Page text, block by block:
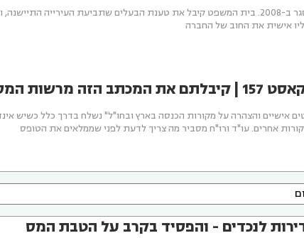
העסק נסגר ב-2008. בית המשפט קיבל את טענת הבעלים שתביעת העירייה
אישית את החוב של החברה
הזה מרשות המסים? שימו לב
אישיים והצהרה על מקורות הכנסה בארץ ובחו"ל" נשלח בדרך כלל כשיש
אחרים. עו"ד ורו"ח מסביר מה צריך לדעת לפני שממלאים את הטופס
לנכדים - והפסיד בקרב על הטבת המס